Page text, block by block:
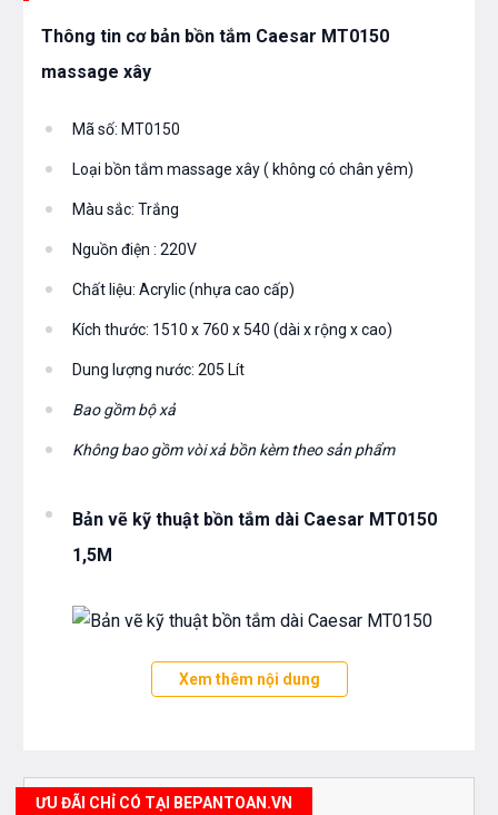
Thông tin cơ bản bồn tắm Caesar MT0150
massage xây
Mã số: MT0150
Loại bồn tắm massage xây ( không có chân yêm)
Màu sắc: Trắng
Nguồn điện : 220V
Chất liệu: Acrylic (nhựa cao cấp)
Kích thước: 1510 x 760 x 540 (dài x rộng x cao)
Dung lượng nước: 205 Lít
Bao gồm bộ xả
Không bao gồm vòi xả bồn kèm theo sản phẩm
Bản vẽ kỹ thuật bồn tắm dài Caesar MT0150
1,5M
liên hệ với chúng tôi theo hotline 0976665669 -
Xem thêm nội dung
ƯU ĐÃI CHỈ CÓ TẠI BEPANTOAN.VN